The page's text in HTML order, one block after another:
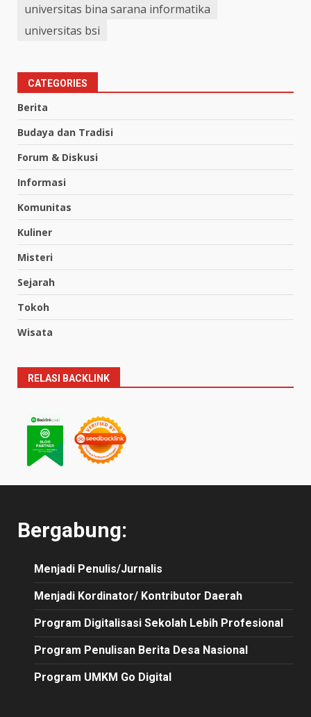
universitas bina sarana informatika
universitas bsi
CATEGORIES
Berita
Budaya dan Tradisi
Forum & Diskusi
Informasi
Komunitas
Kuliner
Misteri
Sejarah
Tokoh
Wisata
RELASI BACKLINK
Bergabung:
Menjadi Penulis/Jurnalis
Menjadi Kordinator/ Kontributor Daerah
Program Digitalisasi Sekolah Lebih Profesional
Program Penulisan Berita Desa Nasional
Program UMKM Go Digital